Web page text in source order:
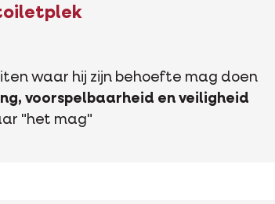
waar hij zijn behoefte mag doen
voorspelbaarheid en veiligheid
"het mag"